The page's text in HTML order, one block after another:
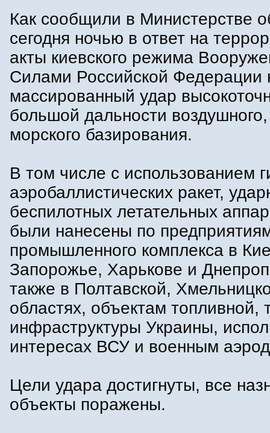
Как сообщили в Министерстве
сегодня ночью в ответ на
акты киевского режима
Силами Российской Федерации
массированный удар
большой дальности
морского базирования.
В том числе с использованием
аэробаллистических ракет,
беспилотных летательных
были нанесены по
промышленного комплекса в
Запорожье, Харькове и
также в Полтавской,
областях, объектам топливной,
инфраструктуры Украины,
интересах ВСУ и военным
Цели удара достигнуты, все
объекты поражены.